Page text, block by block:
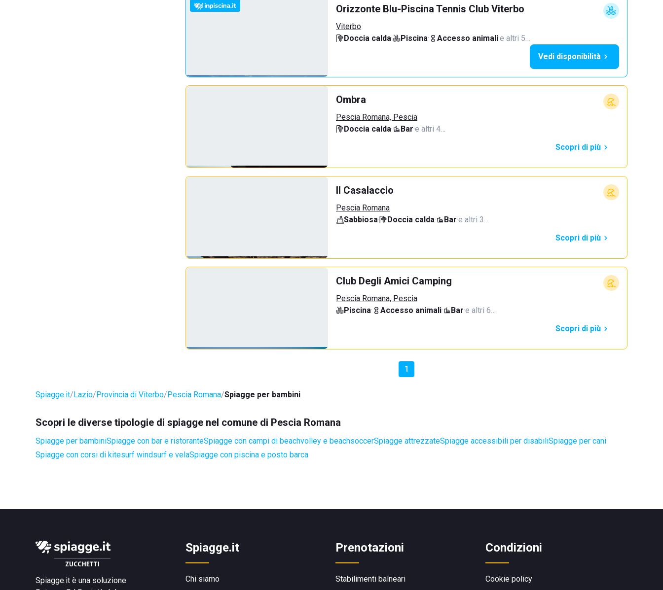
Orizzonte Blu-Piscina Tennis Club Viterbo
Viterbo
Doccia calda· Piscina· Accesso animali·e altri 5…
Vedi disponibilità
Ombra
Pescia Romana, Pescia
Doccia calda· Bar·e altri 4…
Scopri di più
Il Casalaccio
Pescia Romana
Sabbiosa· Doccia calda· Bar·e altri 3…
Scopri di più
Club Degli Amici Camping
Pescia Romana, Pescia
Piscina· Accesso animali· Bar·e altri 6…
Scopri di più
1
Spiagge.it Lazio Provincia di Viterbo Pescia Romana Spiagge per bambini
Scopri le diverse tipologie di spiagge nel comune di Pescia Romana
Spiagge per bambiniSpiagge con bar e ristoranteSpiagge con campi di beachvolley e beachsoccerSpiagge attrezzateSpiagge accessibili per disabiliSpiagge per cani
Spiagge con corsi di kitesurf windsurf e velaSpiagge con piscina e posto barca
Spiagge.it è una soluzione
Spiagge.it
Chi siamo
Prenotazioni
Stabilimenti balneari
Condizioni
Cookie policy